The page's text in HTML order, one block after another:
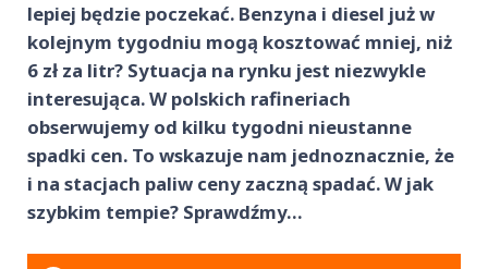
lepiej będzie poczekać. Benzyna i diesel już w
kolejnym tygodniu mogą kosztować mniej, niż
6 zł za litr? Sytuacja na rynku jest niezwykle
interesująca. W polskich rafineriach
obserwujemy od kilku tygodni nieustanne
spadki cen. To wskazuje nam jednoznacznie, że
i na stacjach paliw ceny zaczną spadać. W jak
szybkim tempie? Sprawdźmy…